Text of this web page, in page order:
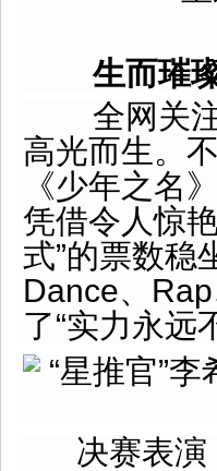
生而璀璨
全网关注
高光而生。
《少年之名
凭借令人惊
式”的票数稳
Dance、
了“实力永远
决赛表